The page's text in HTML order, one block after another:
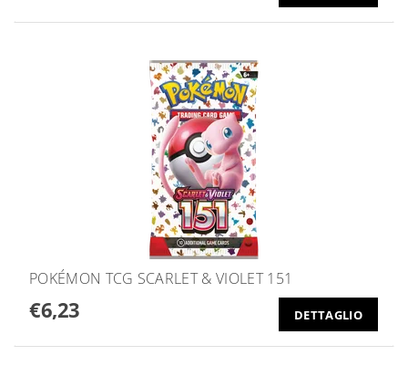
POKÉMON TCG SCARLET & VIOLET 151
€6,23 DETTAGLIO